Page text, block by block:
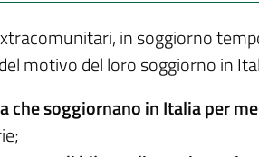
in soggiorno
motivo del loro soggiorno in
che soggiornano in Italia per